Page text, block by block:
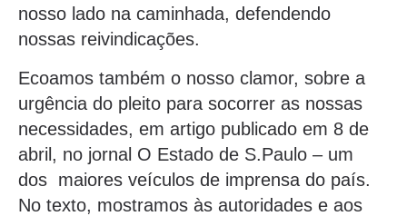
nosso lado na caminhada, defendendo
nossas reivindicações.
Ecoamos também o nosso clamor, sobre a
urgência do pleito para socorrer as nossas
necessidades, em artigo publicado em 8 de
abril, no jornal O Estado de S.Paulo – um
dos maiores veículos de imprensa do país.
No texto, mostramos às autoridades e aos